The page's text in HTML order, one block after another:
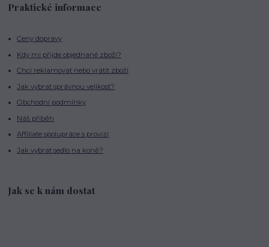
Praktické informace
Ceny dopravy
Kdy mi přijde objednané zboží?
Chci reklamovat nebo vrátit zboží
Jak vybrat správnou velikost?
Obchodní podmínky
Náš příběh
Affiliate spolupráce s provizí
Jak vybrat sedlo na koně?
Jak se k nám dostat